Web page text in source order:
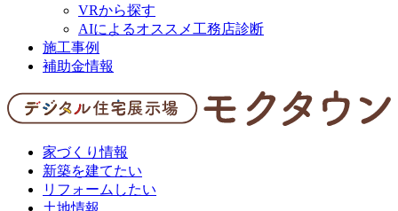
VRから探す
AIによるオススメ工務店診断
施工事例
補助金情報
家づくり情報
新築を建てたい
リフォームしたい
土地情報